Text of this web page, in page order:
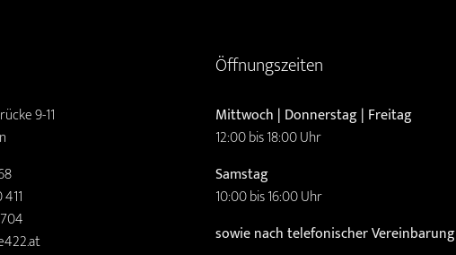
9-11
Öffnungszeiten
Mittwoch | Donnerstag | Freitag
12:00 bis 18:00 Uhr
Samstag
10:00 bis 16:00 Uhr
sowie nach telefonischer Vereinbarung